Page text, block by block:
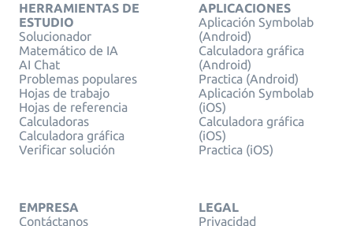
HERRAMIENTAS DE
ESTUDIO
Solucionador
Matemático de IA
AI Chat
Problemas populares
Hojas de trabajo
Hojas de referencia
Calculadoras
Calculadora gráfica
Verificar solución
APLICACIONES
Aplicación Symbolab
(Android)
Calculadora gráfica
(Android)
Practica (Android)
Aplicación Symbolab
(iOS)
Calculadora gráfica
(iOS)
Practica (iOS)
EMPRESA
Contáctanos
LEGAL
Privacidad